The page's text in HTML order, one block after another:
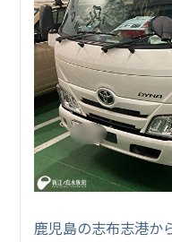
鹿児島の志布志港か